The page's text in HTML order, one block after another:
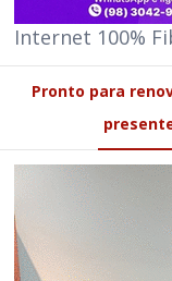
Internet 100%
Pronto para